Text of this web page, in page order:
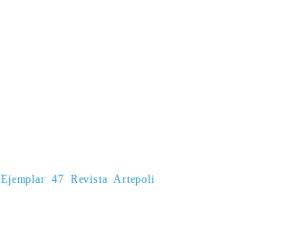
Ejemplar 47 Revista Artepoli